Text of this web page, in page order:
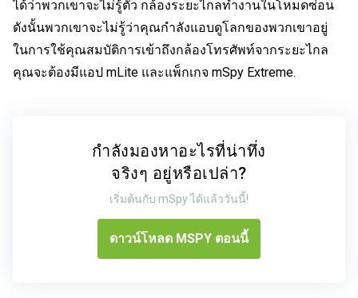
ได้ว่าพวกเขาจะไม่รู้ตัว กล้องระยะไกลทำงานในโหมดซ่อน
ดังนั้นพวกเขาจะไม่รู้ว่าคุณกำลังแอบดูโลกของพวกเขาอยู่
ในการใช้คุณสมบัติการเข้าถึงกล้องโทรศัพท์จากระยะไกล
คุณจะต้องมีแอป mLite และแพ็กเกจ mSpy Extreme.
กำลังมองหาอะไรที่น่าทึ่ง
จริงๆ อยู่หรือเปล่า?
เริ่มต้นกับ mSpy ได้แล้ววันนี้!
ดาวน์โหลด MSPY ตอนนี้